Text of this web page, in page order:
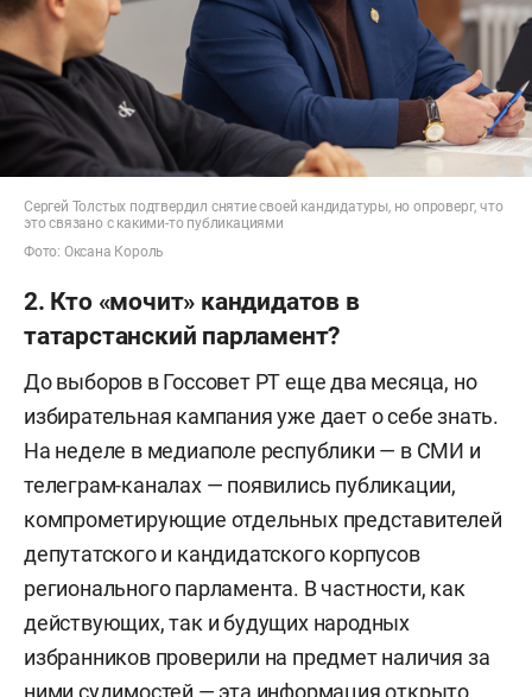
Сергей Толстых подтвердил снятие своей кандидатуры, но опроверг, что
это связано с какими-то публикациями
Фото: Оксана Король
2. Кто «мочит» кандидатов в
татарстанский парламент?
До выборов в Госсовет РТ еще два месяца, но
избирательная кампания уже дает о себе знать.
На неделе в медиаполе республики — в СМИ и
телеграм-каналах — появились публикации,
компрометирующие отдельных представителей
депутатского и кандидатского корпусов
регионального парламента. В частности, как
действующих, так и будущих народных
избранников проверили на предмет наличия за